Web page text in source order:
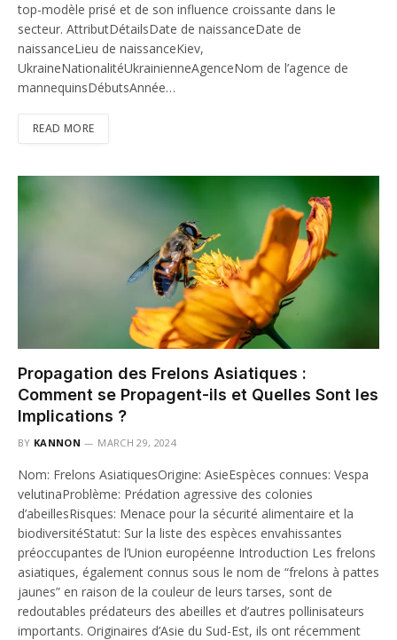
top-modèle prisé et de son influence croissante dans le
secteur. AttributDétailsDate de naissanceDate de
naissanceLieu de naissanceKiev,
UkraineNationalitéUkrainienneAgenceNom de l’agence de
mannequinsDébutsAnnée…
READ MORE
Propagation des Frelons Asiatiques :
Comment se Propagent-ils et Quelles Sont les
Implications ?
BY KANNON MARCH 29, 2024
Nom: Frelons AsiatiquesOrigine: AsieEspèces connues: Vespa
velutinaProblème: Prédation agressive des colonies
d’abeillesRisques: Menace pour la sécurité alimentaire et la
biodiversitéStatut: Sur la liste des espèces envahissantes
préoccupantes de l’Union européenne Introduction Les frelons
asiatiques, également connus sous le nom de “frelons à pattes
jaunes” en raison de la couleur de leurs tarses, sont de
redoutables prédateurs des abeilles et d’autres pollinisateurs
importants. Originaires d’Asie du Sud-Est, ils ont récemment